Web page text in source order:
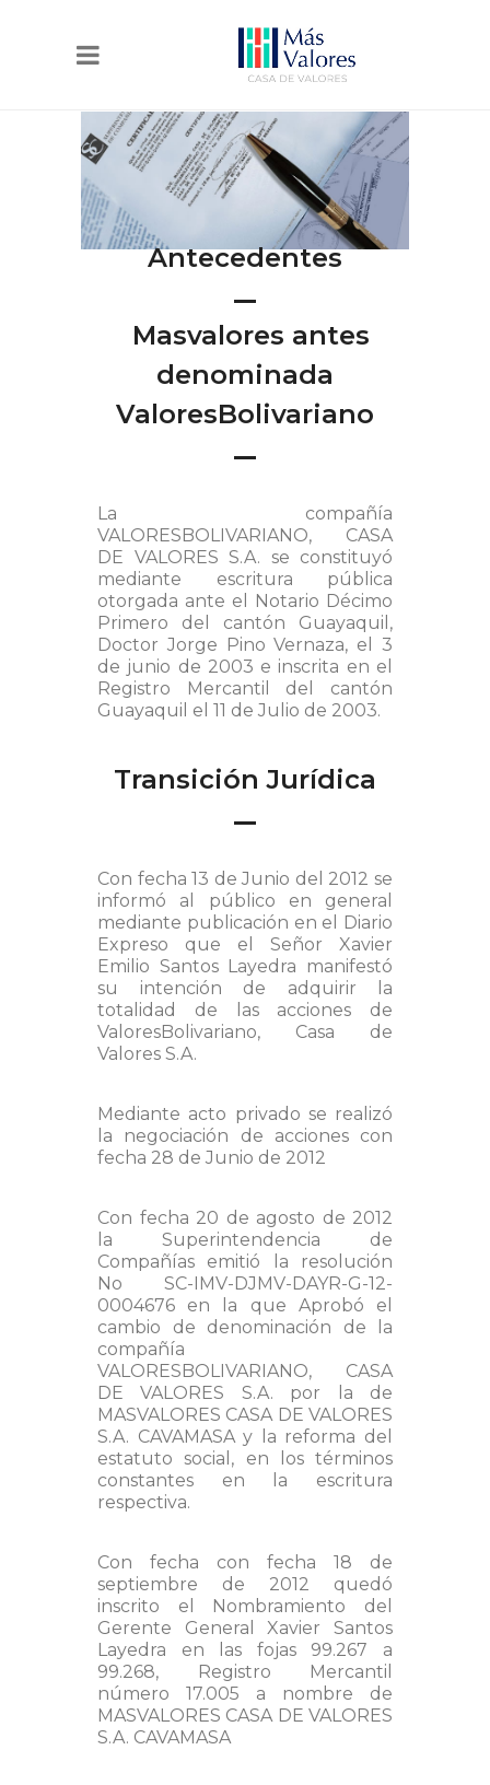
Antecedentes
Masvalores antes
denominada
ValoresBolivariano
La compañía
VALORESBOLIVARIANO, CASA
DE VALORES S.A. se constituyó
mediante escritura pública
otorgada ante el Notario Décimo
Primero del cantón Guayaquil,
Doctor Jorge Pino Vernaza, el 3
de junio de 2003 e inscrita en el
Registro Mercantil del cantón
Guayaquil el 11 de Julio de 2003.
Transición Jurídica
Con fecha 13 de Junio del 2012 se
informó al público en general
mediante publicación en el Diario
Expreso que el Señor Xavier
Emilio Santos Layedra manifestó
su intención de adquirir la
totalidad de las acciones de
ValoresBolivariano, Casa de
Valores S.A.
Mediante acto privado se realizó
la negociación de acciones con
fecha 28 de Junio de 2012
Con fecha 20 de agosto de 2012
la Superintendencia de
Compañías emitió la resolución
No SC-IMV-DJMV-DAYR-G-12-
0004676 en la que Aprobó el
cambio de denominación de la
compañía
VALORESBOLIVARIANO, CASA
DE VALORES S.A. por la de
MASVALORES CASA DE VALORES
S.A. CAVAMASA y la reforma del
estatuto social, en los términos
constantes en la escritura
respectiva.
Con fecha con fecha 18 de
septiembre de 2012 quedó
inscrito el Nombramiento del
Gerente General Xavier Santos
Layedra en las fojas 99.267 a
99.268, Registro Mercantil
número 17.005 a nombre de
MASVALORES CASA DE VALORES
S.A. CAVAMASA